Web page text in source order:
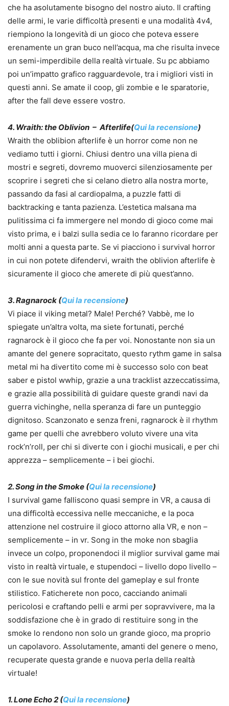
che ha asolutamente bisogno del nostro aiuto. Il crafting
delle armi, le varie difficoltà presenti e una modalità 4v4,
riempiono la longevità di un gioco che poteva essere
erenamente un gran buco nell’acqua, ma che risulta invece
un semi-imperdibile della realtà virtuale. Su pc abbiamo
poi un’impatto grafico ragguardevole, tra i migliori visti in
questi anni. Se amate il coop, gli zombie e le sparatorie,
after the fall deve essere vostro.
4. Wraith: the Oblivion – Afterlife(Qui la recensione)
Wraith the oblibion afterlife è un horror come non ne
vediamo tutti i giorni. Chiusi dentro una villa piena di
mostri e segreti, dovremo muoverci silenziosamente per
scoprire i segreti che si celano dietro alla nostra morte,
passando da fasi al cardiopalma, a puzzle fatti di
backtracking e tanta pazienza. L’estetica malsana ma
pulitissima ci fa immergere nel mondo di gioco come mai
visto prima, e i balzi sulla sedia ce lo faranno ricordare per
molti anni a questa parte. Se vi piacciono i survival horror
in cui non potete difendervi, wraith the oblivion afterlife è
sicuramente il gioco che amerete di più quest’anno.
3. Ragnarock (Qui la recensione)
Vi piace il viking metal? Male! Perché? Vabbè, me lo
spiegate un’altra volta, ma siete fortunati, perché
ragnarock è il gioco che fa per voi. Nonostante non sia un
amante del genere sopracitato, questo rythm game in salsa
metal mi ha divertito come mi è successo solo con beat
saber e pistol wwhip, grazie a una tracklist azzeccatissima,
e grazie alla possibilità di guidare queste grandi navi da
guerra vichinghe, nella speranza di fare un punteggio
dignitoso. Scanzonato e senza freni, ragnarock è il rhythm
game per quelli che avrebbero voluto vivere una vita
rock’n’roll, per chi si diverte con i giochi musicali, e per chi
apprezza – semplicemente – i bei giochi.
2. Song in the Smoke (Qui la recensione)
I survival game falliscono quasi sempre in VR, a causa di
una difficoltà eccessiva nelle meccaniche, e la poca
attenzione nel costruire il gioco attorno alla VR, e non –
semplicemente – in vr. Song in the moke non sbaglia
invece un colpo, proponendoci il miglior survival game mai
visto in realtà virtuale, e stupendoci – livello dopo livello –
con le sue novità sul fronte del gameplay e sul fronte
stilistico. Faticherete non poco, cacciando animali
pericolosi e craftando pelli e armi per sopravvivere, ma la
soddisfazione che è in grado di restituire song in the
smoke lo rendono non solo un grande gioco, ma proprio
un capolavoro. Assolutamente, amanti del genere o meno,
recuperate questa grande e nuova perla della realtà
virtuale!
1. Lone Echo 2 (Qui la recensione)